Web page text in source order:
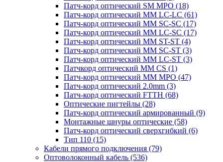
Патч-корд оптический SM MPO (18)
Патч-корд оптический MM LC-LC (61)
Патч-корд оптический MM SC-SC (17)
Патч-корд оптический MM LC-SC (17)
Патч-корд оптический MM ST-ST (4)
Патч-корд оптический MM SC-ST (3)
Патч-корд оптический MM LC-ST (3)
Патчкорд оптический MM CS (1)
Патч-корд оптический MM MPO (47)
Патч-корд оптический 2.0mm (3)
Патч-корд оптический FTTH (68)
Оптические пигтейлы (28)
Патч-корд оптический армированный (9)
Монтажные шнуры оптические (58)
Патч-корд оптический сверхгибкий (6)
Тип 110 (15)
Кабели прямого подключения (79)
Оптоволоконный кабель (536)